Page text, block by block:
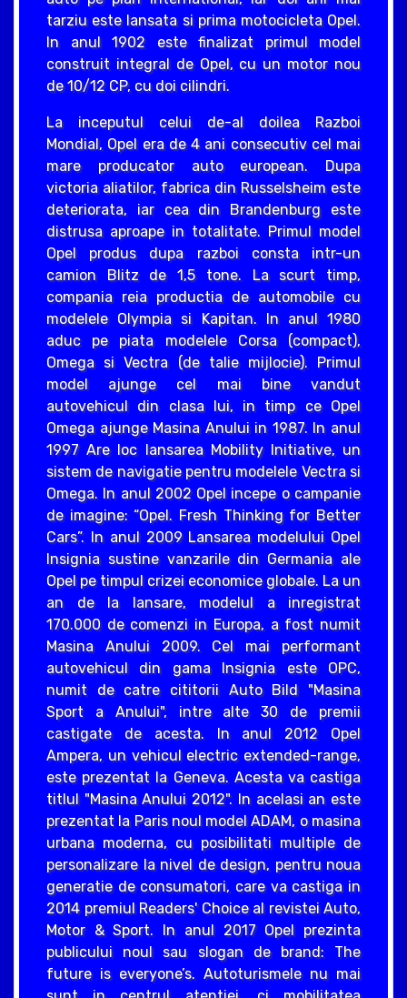
tarziu este lansata si prima motocicleta Opel.
In anul 1902 este finalizat primul model
construit integral de Opel, cu un motor nou
de 10/12 CP, cu doi cilindri.
La inceputul celui de-al doilea Razboi
Mondial, Opel era de 4 ani consecutiv cel mai
mare producator auto european. Dupa
victoria aliatilor, fabrica din Russelsheim este
deteriorata, iar cea din Brandenburg este
distrusa aproape in totalitate. Primul model
Opel produs dupa razboi consta intr-un
camion Blitz de 1,5 tone. La scurt timp,
compania reia productia de automobile cu
modelele Olympia si Kapitan. In anul 1980
aduc pe piata modelele Corsa (compact),
Omega si Vectra (de talie mijlocie). Primul
model ajunge cel mai bine vandut
autovehicul din clasa lui, in timp ce Opel
Omega ajunge Masina Anului in 1987. In anul
1997 Are loc lansarea Mobility Initiative, un
sistem de navigatie pentru modelele Vectra si
Omega. In anul 2002 Opel incepe o campanie
de imagine: “Opel. Fresh Thinking for Better
Cars”. In anul 2009 Lansarea modelului Opel
Insignia sustine vanzarile din Germania ale
Opel pe timpul crizei economice globale. La un
an de la lansare, modelul a inregistrat
170.000 de comenzi in Europa, a fost numit
Masina Anului 2009. Cel mai performant
autovehicul din gama Insignia este OPC,
numit de catre cititorii Auto Bild "Masina
Sport a Anului", intre alte 30 de premii
castigate de acesta. In anul 2012 Opel
Ampera, un vehicul electric extended-range,
este prezentat la Geneva. Acesta va castiga
titlul "Masina Anului 2012". In acelasi an este
prezentat la Paris noul model ADAM, o masina
urbana moderna, cu posibilitati multiple de
personalizare la nivel de design, pentru noua
generatie de consumatori, care va castiga in
2014 premiul Readers' Choice al revistei Auto,
Motor & Sport. In anul 2017 Opel prezinta
publicului noul sau slogan de brand: The
future is everyone’s. Autoturismele nu mai